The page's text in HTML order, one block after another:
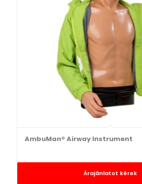
AmbuMan® Airway Instrument
Árajánlatot kérek